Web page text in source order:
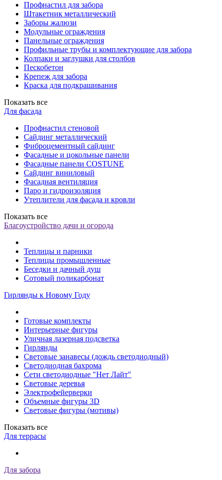
Профнастил для забора
Штакетник металлический
Заборы жалюзи
Модульные ограждения
Панельные ограждения
Профильные трубы и комплектующие для забора
Колпаки и заглушки для столбов
Пескобетон
Крепеж для забора
Краска для подкрашивания
Показать все
Для фасада
Профнастил стеновой
Сайдинг металлический
Фиброцементный сайдинг
Фасадные и цокольные панели
Фасадные панели COSTUNE
Сайдинг виниловый
Фасадная вентиляция
Паро и гидроизоляция
Утеплители для фасада и кровли
Показать все
Благоустройство дачи и огорода
Теплицы и парники
Теплицы промышленные
Беседки и дачный душ
Сотовый поликарбонат
Гирлянды к Новому Году
Готовые комплекты
Интерьерные фигуры
Уличная лазерная подсветка
Гирлянды
Световые занавесы (дождь светодиодный)
Светодиодная бахрома
Сети светодиодные "Нет Лайт"
Световые деревья
Электрофейерверки
Объемные фигуры 3D
Световые фигуры (мотивы)
Показать все
Для террасы
Для забора